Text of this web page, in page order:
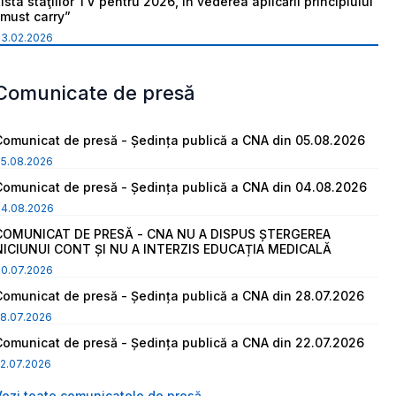
carry”
de presă
de presă - Ședința publică a CNA din 05.08.2026
de presă - Ședința publică a CNA din 04.08.2026
DE PRESĂ - CNA NU A DISPUS ȘTERGEREA
CONT ȘI NU A INTERZIS EDUCAȚIA MEDICALĂ
de presă - Ședința publică a CNA din 28.07.2026
de presă - Ședința publică a CNA din 22.07.2026